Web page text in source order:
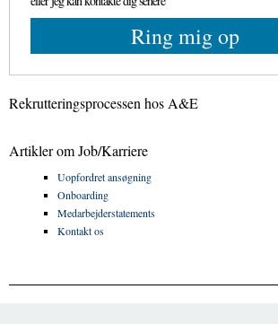
Ring mig op
Rekrutteringsprocessen hos A&E
Artikler om Job/Karriere
Uopfordret ansøgning
Onboarding
Medarbejderstatements
Kontakt os